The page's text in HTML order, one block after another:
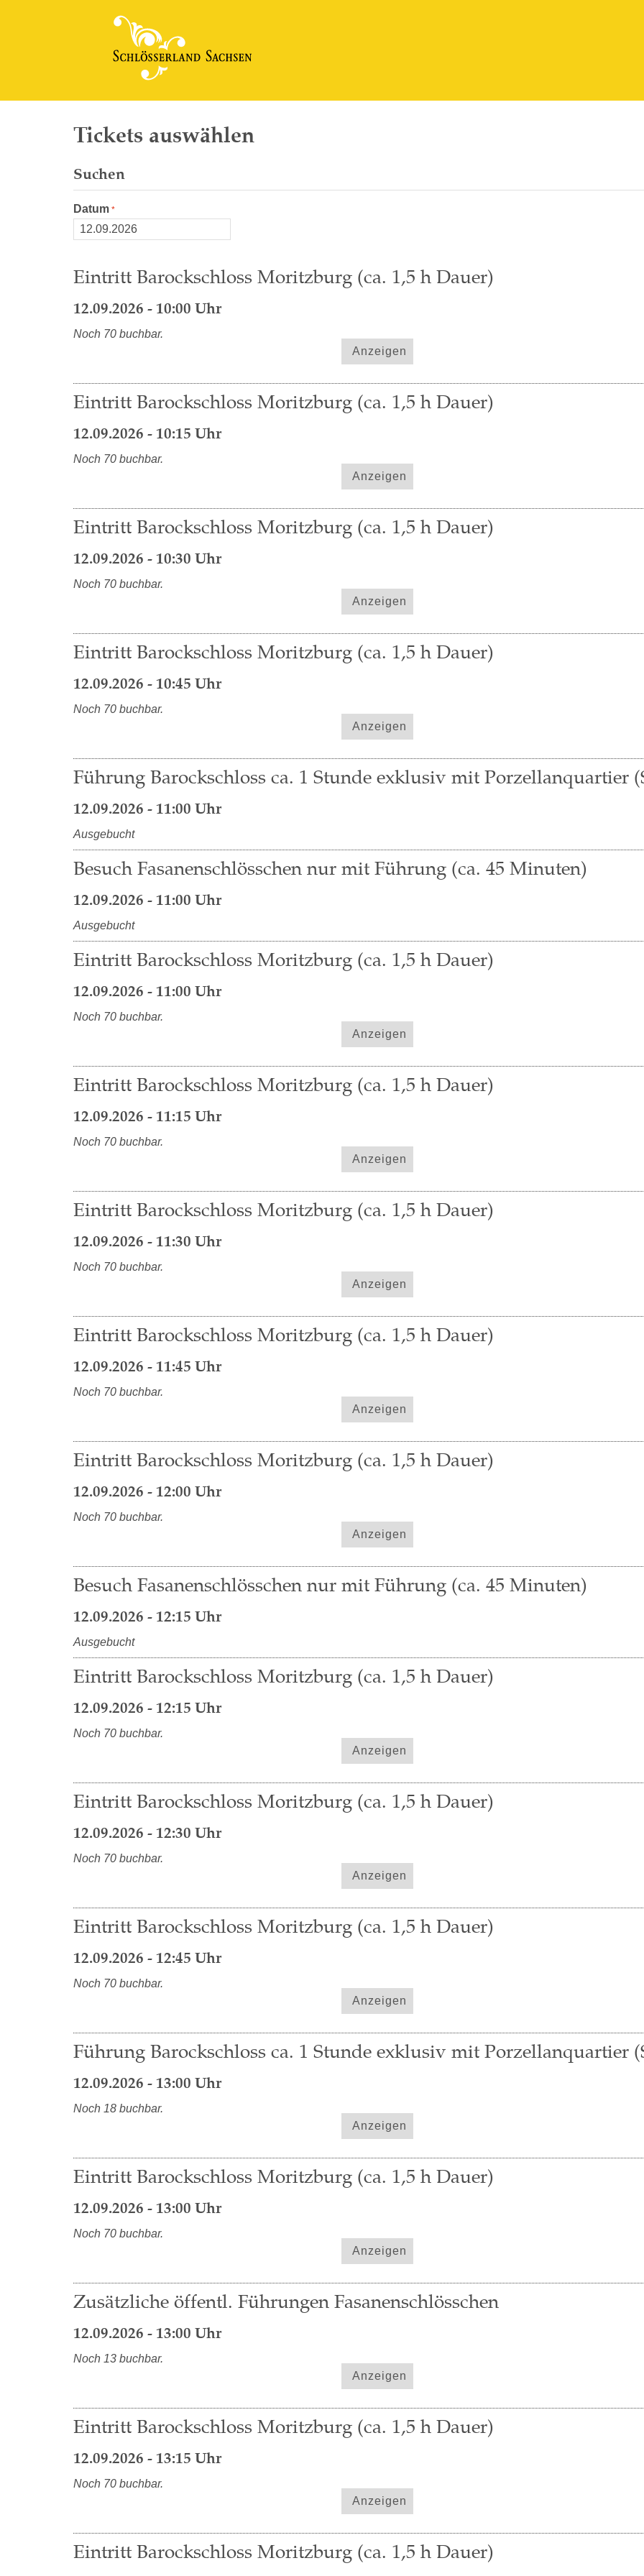
Tickets auswählen
Suchen
Datum
Eintritt Barockschloss Moritzburg (ca. 1,5 h Dauer)
12.09.2026 - 10:00 Uhr
Noch 70 buchbar.
Anzeigen
Eintritt Barockschloss Moritzburg (ca. 1,5 h Dauer)
12.09.2026 - 10:15 Uhr
Noch 70 buchbar.
Anzeigen
Eintritt Barockschloss Moritzburg (ca. 1,5 h Dauer)
12.09.2026 - 10:30 Uhr
Noch 70 buchbar.
Anzeigen
Eintritt Barockschloss Moritzburg (ca. 1,5 h Dauer)
12.09.2026 - 10:45 Uhr
Noch 70 buchbar.
Anzeigen
Führung Barockschloss ca. 1 Stunde exklusiv mit Porzellanquartier
12.09.2026 - 11:00 Uhr
Ausgebucht
Besuch Fasanenschlösschen nur mit Führung (ca. 45 Minuten)
12.09.2026 - 11:00 Uhr
Ausgebucht
Eintritt Barockschloss Moritzburg (ca. 1,5 h Dauer)
12.09.2026 - 11:00 Uhr
Noch 70 buchbar.
Anzeigen
Eintritt Barockschloss Moritzburg (ca. 1,5 h Dauer)
12.09.2026 - 11:15 Uhr
Noch 70 buchbar.
Anzeigen
Eintritt Barockschloss Moritzburg (ca. 1,5 h Dauer)
12.09.2026 - 11:30 Uhr
Noch 70 buchbar.
Anzeigen
Eintritt Barockschloss Moritzburg (ca. 1,5 h Dauer)
12.09.2026 - 11:45 Uhr
Noch 70 buchbar.
Anzeigen
Eintritt Barockschloss Moritzburg (ca. 1,5 h Dauer)
12.09.2026 - 12:00 Uhr
Noch 70 buchbar.
Anzeigen
Besuch Fasanenschlösschen nur mit Führung (ca. 45 Minuten)
12.09.2026 - 12:15 Uhr
Ausgebucht
Eintritt Barockschloss Moritzburg (ca. 1,5 h Dauer)
12.09.2026 - 12:15 Uhr
Noch 70 buchbar.
Anzeigen
Eintritt Barockschloss Moritzburg (ca. 1,5 h Dauer)
12.09.2026 - 12:30 Uhr
Noch 70 buchbar.
Anzeigen
Eintritt Barockschloss Moritzburg (ca. 1,5 h Dauer)
12.09.2026 - 12:45 Uhr
Noch 70 buchbar.
Anzeigen
Führung Barockschloss ca. 1 Stunde exklusiv mit Porzellanquartier
12.09.2026 - 13:00 Uhr
Noch 18 buchbar.
Anzeigen
Eintritt Barockschloss Moritzburg (ca. 1,5 h Dauer)
12.09.2026 - 13:00 Uhr
Noch 70 buchbar.
Anzeigen
Zusätzliche öffentl. Führungen Fasanenschlösschen
12.09.2026 - 13:00 Uhr
Noch 13 buchbar.
Anzeigen
Eintritt Barockschloss Moritzburg (ca. 1,5 h Dauer)
12.09.2026 - 13:15 Uhr
Noch 70 buchbar.
Anzeigen
Eintritt Barockschloss Moritzburg (ca. 1,5 h Dauer)